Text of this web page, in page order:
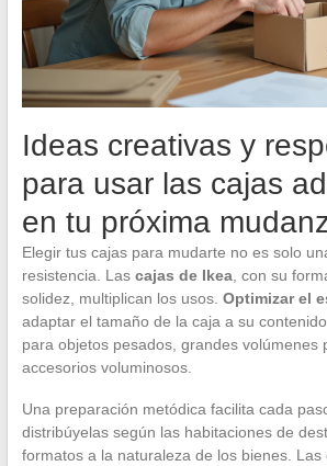
Ideas creativas y
para usar las cajas
en tu próxima
Elegir tus cajas para mudarte no es solo
resistencia. Las cajas de Ikea, con su
solidez, multiplican los usos. Optimizar el
adaptar el tamaño de la caja a su
para objetos pesados, grandes volúmenes
accesorios voluminosos.
Una preparación metódica facilita cada
distribúyelas según las habitaciones de
formatos a la naturaleza de los bienes. Las